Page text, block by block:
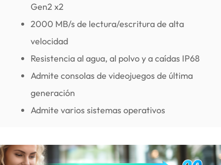
Gen2 x2
2000 MB/s de lectura/escritura de alta
velocidad
Resistencia al agua, al polvo y a caídas IP68
Admite consolas de videojuegos de última
generación
Admite varios sistemas operativos